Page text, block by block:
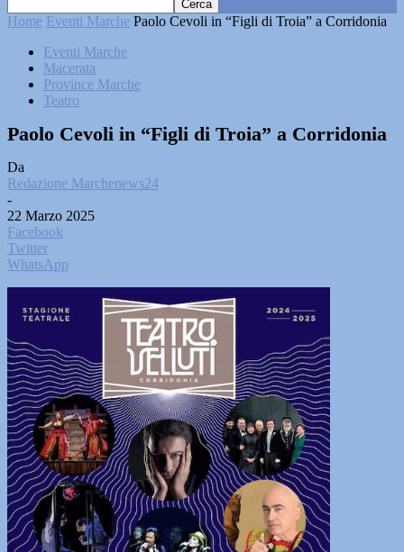
Home Eventi Marche Paolo Cevoli in “Figli di Troia” a Corridonia
Eventi Marche
Macerata
Province Marche
Teatro
Paolo Cevoli in “Figli di Troia” a Corridonia
Da
Redazione Marchenews24
-
22 Marzo 2025
Facebook
Twitter
WhatsApp